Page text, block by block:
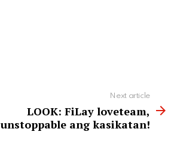
Next article
LOOK: FiLay loveteam,
unstoppable ang kasikatan!